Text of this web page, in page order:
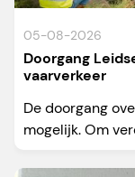
05-08-2026
Doorgang
vaarverkeer
De doorgang
mogelijk. Om